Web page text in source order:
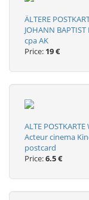
ÄLTERE
JOHANN
cpa AK
Price: 19 €
ALTE
Acteur cinema
postcard
Price:6.5 €